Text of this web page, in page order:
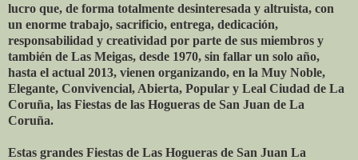
lucro que, de forma totalmente desinteresada y altruista, con
un enorme trabajo, sacrificio, entrega, dedicación,
responsabilidad y creatividad por parte de sus miembros y
también de Las Meigas, desde 1970, sin fallar un solo año,
hasta el actual 2013, vienen organizando, en la Muy Noble,
Elegante, Convivencial, Abierta, Popular y Leal Ciudad de La
Coruña, las Fiestas de las Hogueras de San Juan de La
Coruña.
Estas grandes Fiestas de Las Hogueras de San Juan La